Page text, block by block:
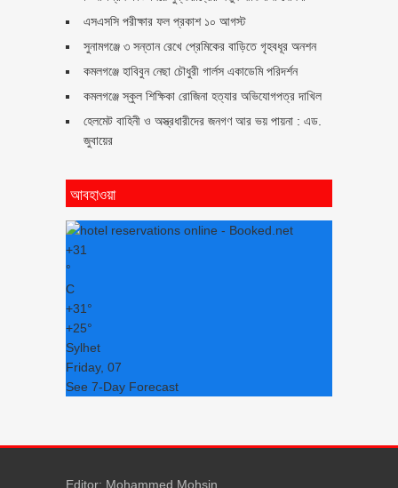
এসএসসি পরীক্ষার ফল প্রকাশ ১০ আগস্ট
সুনামগঞ্জে ৩ সন্তান রেখে প্রেমিকের বাড়িতে গৃহবধূর অনশন
কমলগঞ্জে হাবিবুন নেছা চৌধুরী গার্লস একাডেমি পরিদর্শন
কমলগঞ্জে স্কুল শিক্ষিকা রোজিনা হত্যার অভিযোগপত্র দাখিল
হেলমেট বাহিনী ও অস্ত্রধারীদের জনগণ আর ভয় পায়না : এড.
জুবায়ের
আবহাওয়া
+31
°
C
+31°
+25°
Sylhet
Friday, 07
See 7-Day Forecast
Editor: Mohammed Mohsin